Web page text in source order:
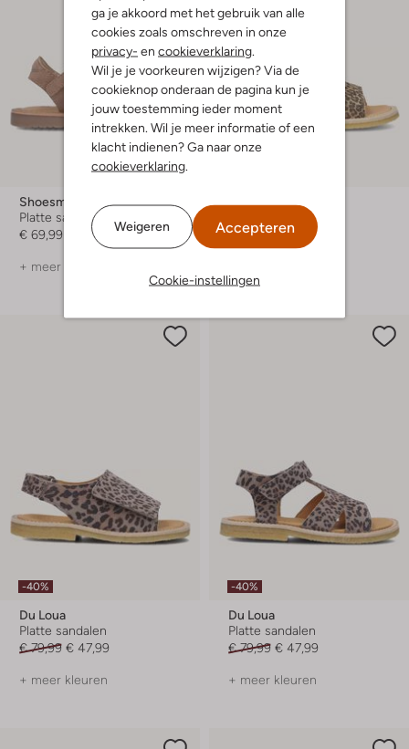
ga je akkoord met het gebruik van alle
cookies zoals omschreven in onze
privacy- en cookieverklaring
Wil je je voorkeuren wijzigen? Via de
cookieknop onderaan de pagina kun je
jouw toestemming ieder moment
intrekken. Wil je meer informatie of een
klacht indienen? Ga naar onze
cookieverklaring
Weigeren Accepteren
Cookie-instellingen
Shoesme
Platte sandalen
€ 69,99
+ meer kleuren
Du Loua
Platte sandalen
€ 79,99 € 55,99
-40%
Du Loua
Platte sandalen
€ 79,99 € 47,99
+ meer kleuren
-40%
Du Loua
Platte sandalen
€ 79,99 € 47,99
+ meer kleuren